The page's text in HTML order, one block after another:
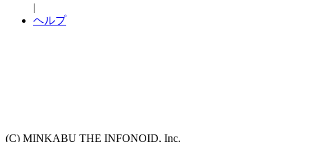
|
ヘルプ
(C) MINKABU THE INFONOID, Inc.